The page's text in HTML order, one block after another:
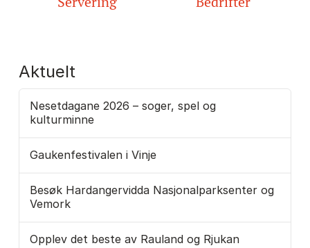
Aktuelt
Nesetdagane 2026 – soger, spel og
kulturminne
Gaukenfestivalen i Vinje
Besøk Hardangervidda Nasjonalparksenter og
Vemork
Opplev det beste av Rauland og Rjukan